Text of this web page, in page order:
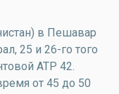
в Пешавар
25 и 26-го того
АТР 42.
от 45 до 50